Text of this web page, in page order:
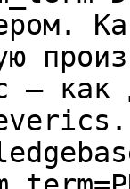
– как